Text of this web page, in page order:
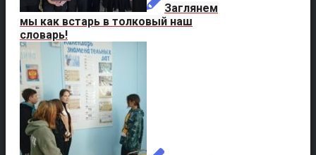
Заглянем
мы как встарь в толковый наш
словарь!